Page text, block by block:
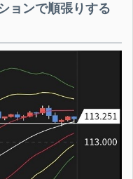
ョンで順張りする